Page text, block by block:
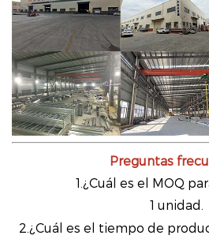
Preguntas
1.¿Cuál es el MOQ
1 unidad.
2.¿Cuál es el tiempo de